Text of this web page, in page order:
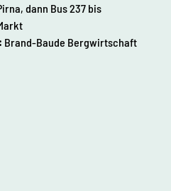
dann Bus 237 bis
Brand-Baude Bergwirtschaft